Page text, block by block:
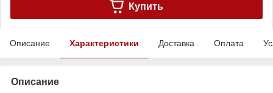
Купить
Описание Характеристики Доставка Оплата
Описание